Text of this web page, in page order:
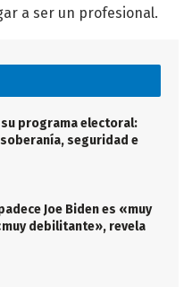
a ser un profesional.
programa electoral:
seguridad e
Joe Biden es «muy
debilitante», revela